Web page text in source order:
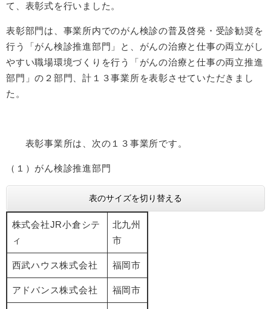
て、表彰式を行いました。
表彰部門は、事業所内でのがん検診の普及啓発・受診勧奨を
行う「がん検診推進部門」と、がんの治療と仕事の両立がし
やすい職場環境づくりを行う「がんの治療と仕事の両立推進
部門」の２部門、計１３事業所を表彰させていただきまし
た。
表彰事業所は、次の１３事業所です。
（１）がん検診推進部門
表のサイズを切り替える
株式会社JR小倉シテ
ィ
北九州
市
西武ハウス株式会社 福岡市
アドバンス株式会社 福岡市